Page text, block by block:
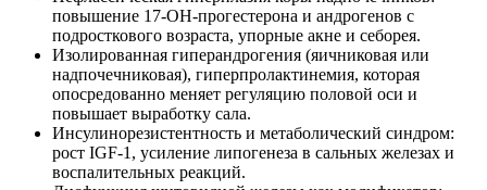
повышение 17‑ОН‑прогестерона и андрогенов с
подросткового возраста, упорные акне и себорея.
Изолированная гиперандрогения (яичниковая или
надпочечниковая), гиперпролактинемия, которая
опосредованно меняет регуляцию половой оси и
повышает выработку сала.
Инсулинорезистентность и метаболический синдром:
рост IGF‑1, усиление липогенеза в сальных железах и
воспалительных реакций.